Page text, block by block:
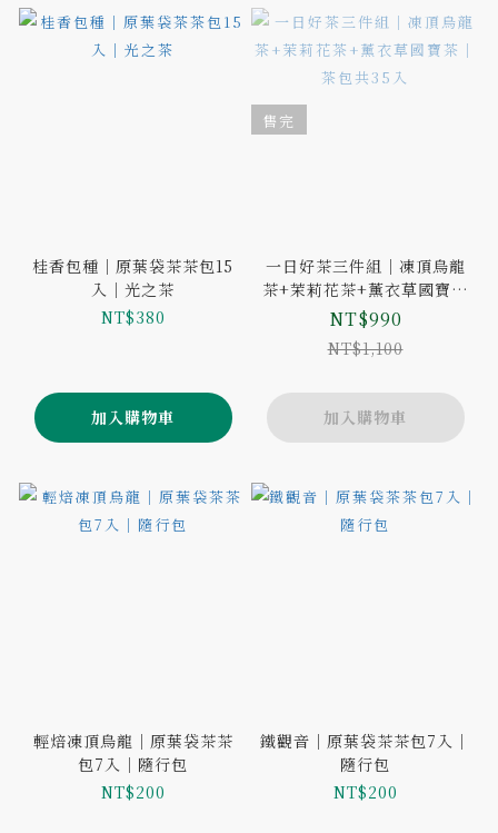
桂香包種｜原葉袋茶茶包15
入｜光之茶
NT$380
加入購物車
售完
一日好茶三件組｜凍頂烏龍
茶+茉莉花茶+薰衣草國寶茶
｜茶包共35入
NT$990
NT$1,100
加入購物車
輕焙凍頂烏龍｜原葉袋茶茶
包7入｜隨行包
NT$200
鐵觀音｜原葉袋茶茶包7入｜
隨行包
NT$200